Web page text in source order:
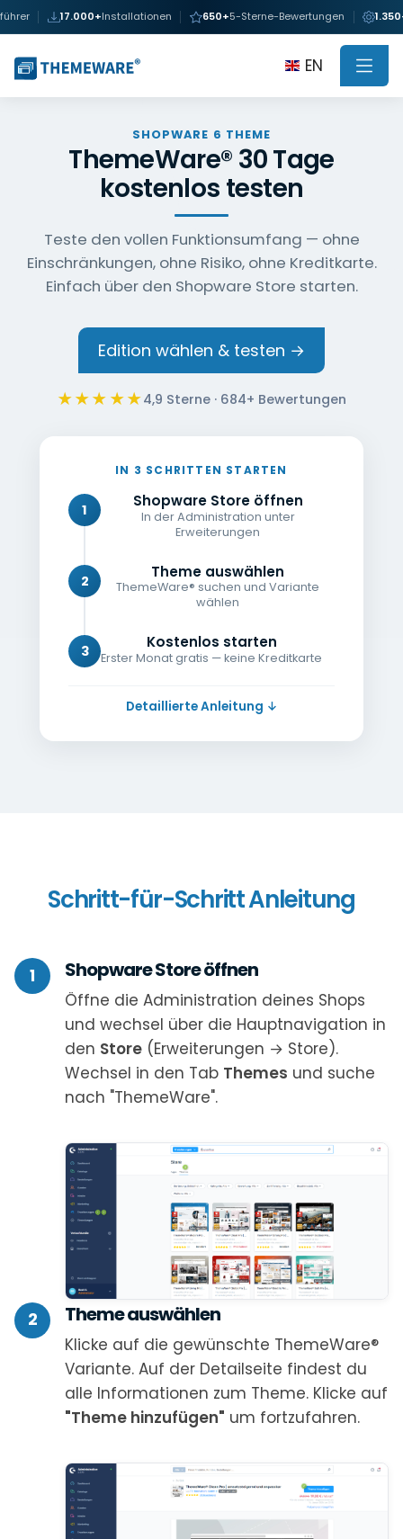
17.000+Installationen 650+5-Sterne-Bewertungen 1.350+
EN
SHOPWARE 6 THEME
ThemeWare® 30 Tage
kostenlos testen
Teste den vollen Funktionsumfang — ohne
Einschränkungen, ohne Risiko, ohne Kreditkarte.
Einfach über den Shopware Store starten.
Edition wählen & testen →
★★★★★4,9 Sterne · 684+ Bewertungen
IN 3 SCHRITTEN STARTEN
1 Shopware Store öffnen
In der Administration unter
Erweiterungen
2 Theme auswählen
ThemeWare® suchen und Variante
wählen
3 Kostenlos starten
Erster Monat gratis — keine Kreditkarte
Detaillierte Anleitung ↓
Schritt-für-Schritt Anleitung
1 Shopware Store öffnen
Öffne die Administration deines Shops
und wechsel über die Hauptnavigation in
den Store (Erweiterungen → Store).
Wechsel in den Tab Themes und suche
nach "ThemeWare".
2 Theme auswählen
Klicke auf die gewünschte ThemeWare®
Variante. Auf der Detailseite findest du
alle Informationen zum Theme. Klicke auf
"Theme hinzufügen" um fortzufahren.